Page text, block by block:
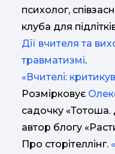
психолог,
клуба для
Дії вчителя та
травматизмі.
«Вчителі:
Розмірковує
садочку «Тотоша.
автор блогу
Про сторітеллінг. «